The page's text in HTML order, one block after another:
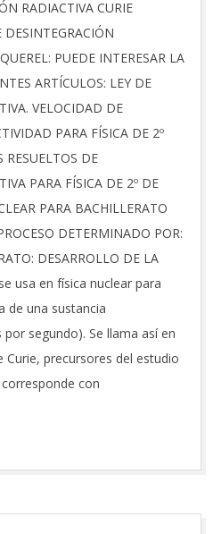
RADIACTIVA CURIE
PUEDE INTERESAR LA
ARTÍCULOS: LEY DE
VELOCIDAD DE
PARA FÍSICA DE 2º
RESUELTOS DE
PARA FÍSICA DE 2º DE
PARA BACHILLERATO
DETERMINADO POR:
DESARROLLO DE LA
usa en física nuclear para
de una sustancia
segundo). Se llama así en
precursores del estudio
con